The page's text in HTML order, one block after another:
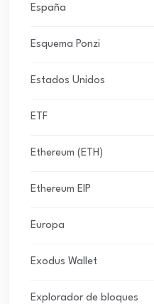
España
Esquema Ponzi
Estados Unidos
ETF
Ethereum (ETH)
Ethereum EIP
Europa
Exodus Wallet
Explorador de bloques